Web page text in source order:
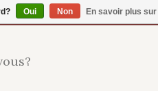
Oui Non En savoir plus